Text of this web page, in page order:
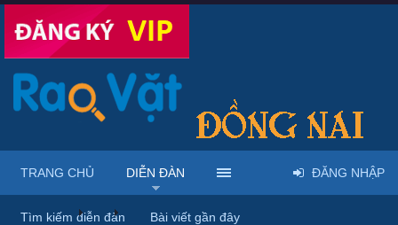
Diễn đàn ... Rao vặt tổng hợp - Uy tín - Miễn phí
TRANG CHỦ DIỄN ĐÀN
Tìm kiếm diễn đàn Bài viết gần đây
ĐĂNG NHẬP